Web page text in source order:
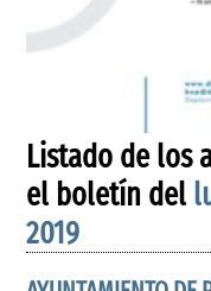
Listado de los
el boletín del
2019